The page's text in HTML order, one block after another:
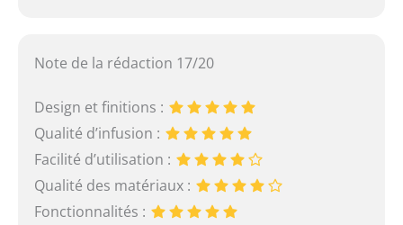
Note de la rédaction 17/20
Design et finitions :
Qualité d’infusion :
Facilité d’utilisation :
Qualité des matériaux :
Fonctionnalités :